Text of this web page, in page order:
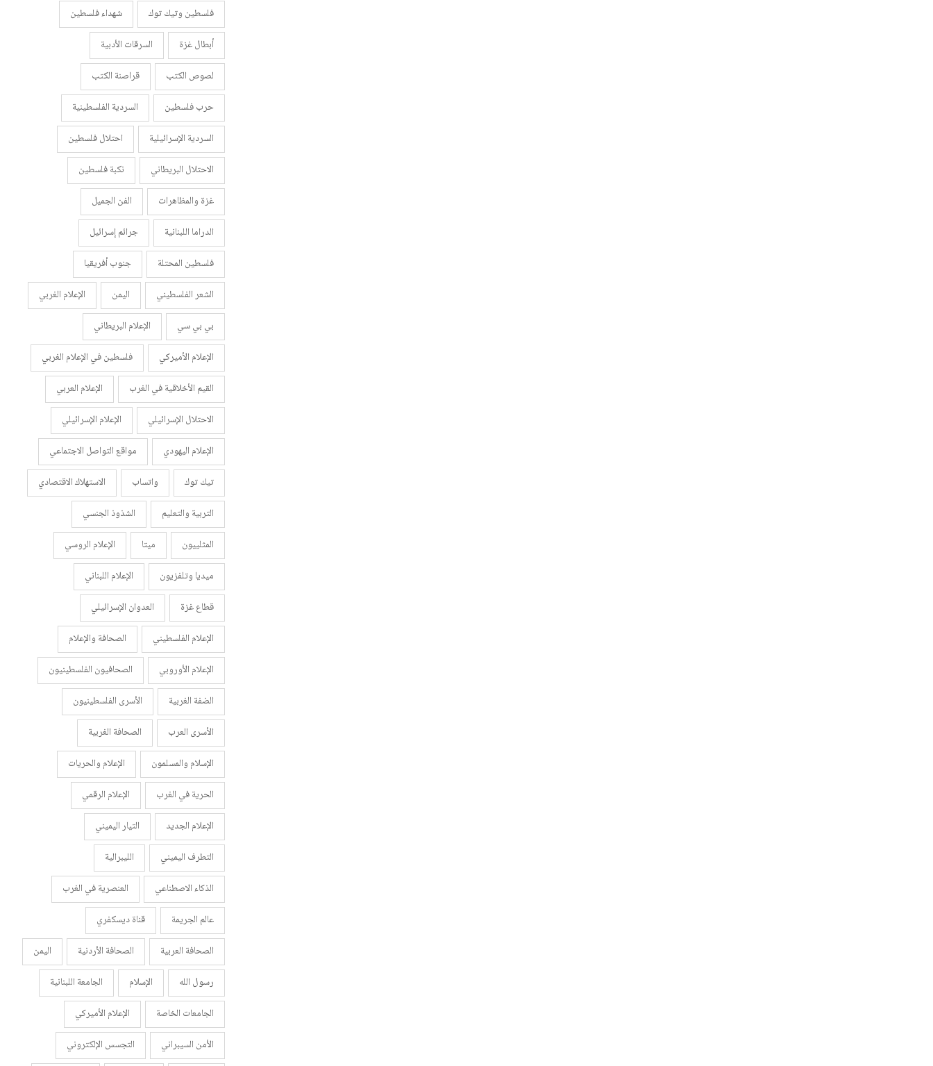
فلسطين وتيك توك
شهداء فلسطين
أبطال غزة
السرقات الأدبية
لصوص الكتب
قراصنة الكتب
حرب فلسطين
السردية الفلسطينية
السردية الإسرائيلية
احتلال فلسطين
الاحتلال البريطاني
نكبة فلسطين
غزة والمظاهرات
الفن الجميل
الدراما اللبنانية
جرائم إسرائيل
فلسطين المحتلة
جنوب أفريقيا
الشعر الفلسطيني
اليمن
الإعلام الغربي
بي بي سي
الإعلام البريطاني
الإعلام الأميركي
فلسطين في الإعلام الغربي
القيم الأخلاقية في الغرب
الإعلام العربي
الاحتلال الإسرائيلي
الإعلام الإسرائيلي
الإعلام اليهودي
مواقع التواصل الاجتماعي
تيك توك
واتساب
الاستهلاك الاقتصادي
التربية والتعليم
الشذوذ الجنسي
المثلييون
ميتا
الإعلام الروسي
ميديا وتلفزيون
الإعلام اللبناني
قطاع غزة
العدوان الإسرائيلي
الإعلام الفلسطيني
الصحافة والإعلام
الإعلام الأوروبي
الصحافيون الفلسطينيون
الضفة الغربية
الأسرى الفلسطينيون
الأسرى العرب
الصحافة الغربية
الإسلام والمسلمون
الإعلام والحريات
الحرية في الغرب
الإعلام الرقمي
الإعلام الجديد
التيار اليميني
التطرف اليميني
الليبرالية
الذكاء الاصطناعي
العنصرية في الغرب
عالم الجريمة
قناة ديسكفري
الصحافة العربية
الصحافة الأردنية
اليمن
رسول الله
الإسلام
الجامعة اللبنانية
الجامعات الخاصة
الإعلام الأميركي
الأمن السيبراني
التجسس الإلكتروني